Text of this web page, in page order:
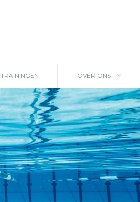
TRAININGEN OVER ONS